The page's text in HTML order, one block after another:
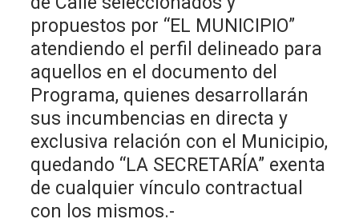
propuestos por “EL MUNICIPIO”
atendiendo el perfil delineado para
aquellos en el documento del
Programa, quienes desarrollarán
sus incumbencias en directa y
exclusiva relación con el Municipio,
quedando “LA SECRETARÍA” exenta
de cualquier vínculo contractual
con los mismos.-